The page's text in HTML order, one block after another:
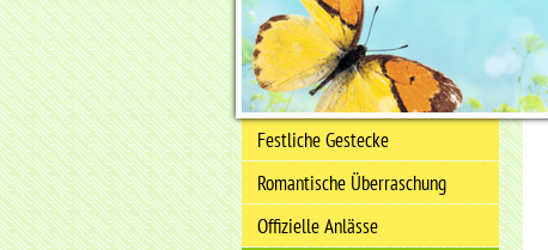
Festliche Gestecke
Romantische Überraschung
Offizielle Anlässe